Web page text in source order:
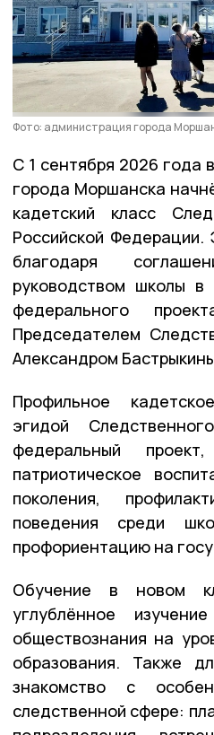
Фото: администрация города
С 1 сентября 2026 года
города Моршанска
кадетский класс
Российской
благодаря
руководством школы
федерального
Председателем
Александром
Профильное
эгидой
федеральный
патриотическое
поколения,
поведения среди
профориентацию на
Обучение в новом
углублённое
обществознания на
образования. Также
знакомство с
следственной сфере: